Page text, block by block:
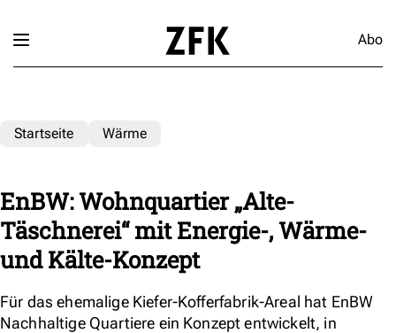
Abo
Startseite Wärme
EnBW: Wohnquartier „Alte-
Täschnerei“ mit Energie-, Wärme-
und Kälte-Konzept
Für das ehemalige Kiefer-Kofferfabrik-Areal hat EnBW
Nachhaltige Quartiere ein Konzept entwickelt, in